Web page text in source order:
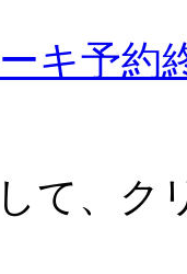
キ予約
て、ク